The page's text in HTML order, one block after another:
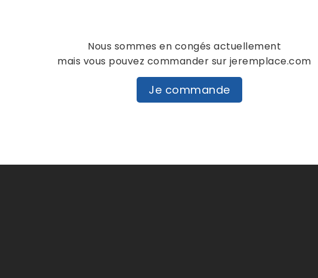
Nous sommes en congés actuellement
mais vous pouvez commander sur jeremplace.com
Je commande